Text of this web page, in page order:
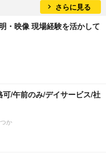
さらに見る
・映像 現場経験を活かして
可/午前のみ/デイサービス/社
か